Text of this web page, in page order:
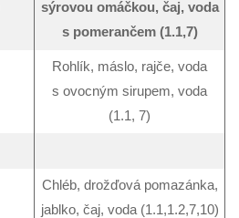
sýrovou omáčkou, čaj, voda
s pomerančem (1.1,7)
Rohlík, máslo, rajče, voda
s ovocným sirupem, voda
(1.1, 7)
Chléb, drožďová pomazánka,
jablko, čaj, voda (1.1,1.2,7,10)